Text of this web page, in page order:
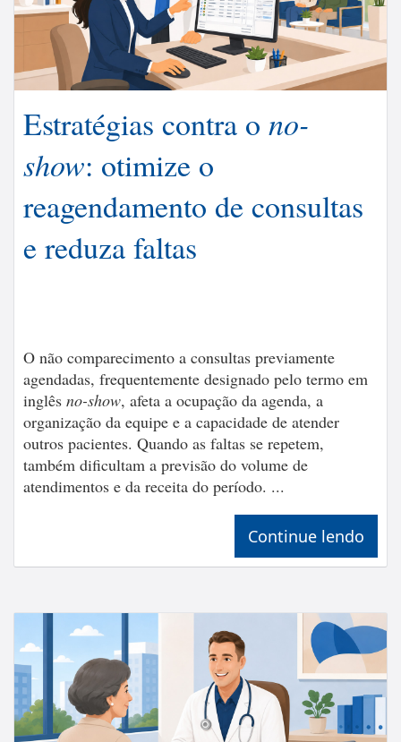
Estratégias contra o no-
show: otimize o
reagendamento de consultas
e reduza faltas
O não comparecimento a consultas previamente
agendadas, frequentemente designado pelo termo em
inglês no-show, afeta a ocupação da agenda, a
organização da equipe e a capacidade de atender
outros pacientes. Quando as faltas se repetem,
também dificultam a previsão do volume de
atendimentos e da receita do período. ...
Continue lendo